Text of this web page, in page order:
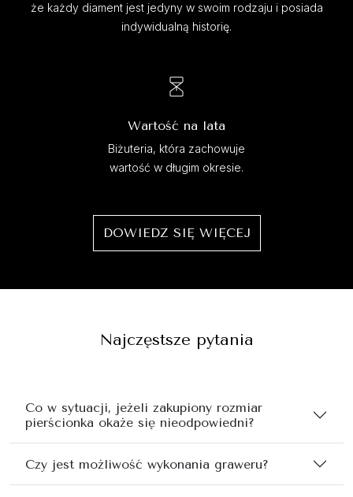
że każdy diament jest jedyny w swoim rodzaju i posiada
indywidualną historię.
Wartość na lata
Biżuteria, która zachowuje
wartość w długim okresie.
DOWIEDZ SIĘ WIĘCEJ
Najczęstsze pytania
Co w sytuacji, jeżeli zakupiony rozmiar
pierścionka okaże się nieodpowiedni?
Czy jest możliwość wykonania graweru?